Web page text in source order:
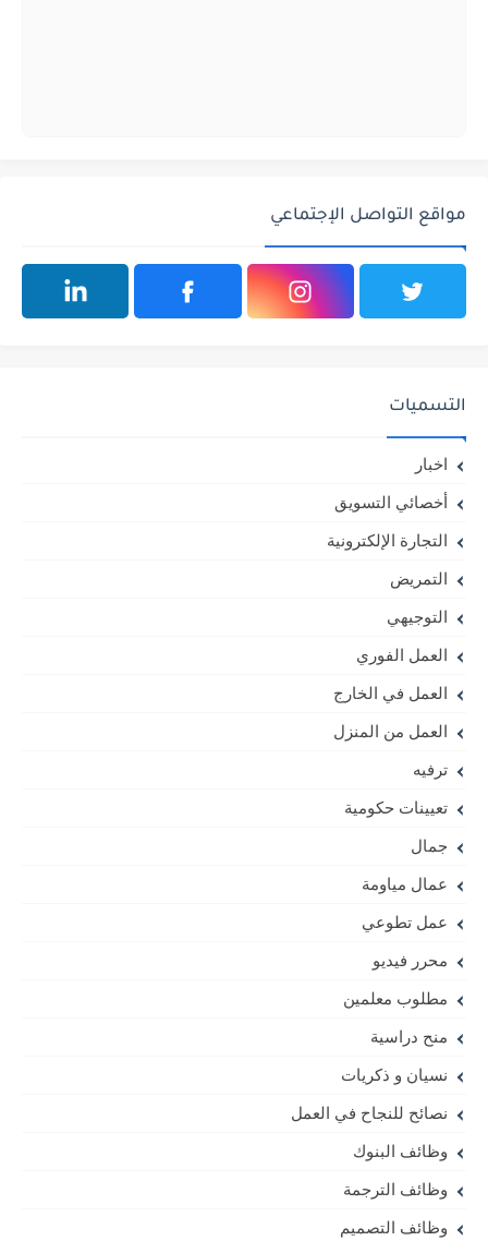
مواقع التواصل الإجتماعي
التسميات
اخبار
أخصائي التسويق
التجارة الإلكترونية
التمريض
التوجيهي
العمل الفوري
العمل في الخارج
العمل من المنزل
ترفيه
تعيينات حكومية
جمال
عمال مياومة
عمل تطوعي
محرر فيديو
مطلوب معلمين
منح دراسية
نسيان و ذكريات
نصائح للنجاح في العمل
وظائف البنوك
وظائف الترجمة
وظائف التصميم